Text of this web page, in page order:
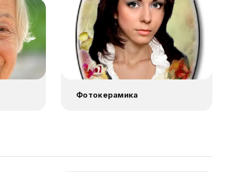
Фотокерамика